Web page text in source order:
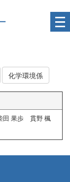
化学環境係
果歩 貫野 楓